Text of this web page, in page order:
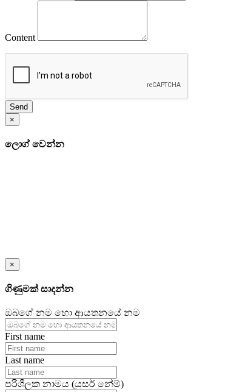
Content
Send
×
ලොග් වෙන්න
×
ගිණුමක් සාදන්න
ඔබගේ නම හො ආයතනයේ නම
First name
Last name
පරිශීලක නාමය (යුසර් නේම්)